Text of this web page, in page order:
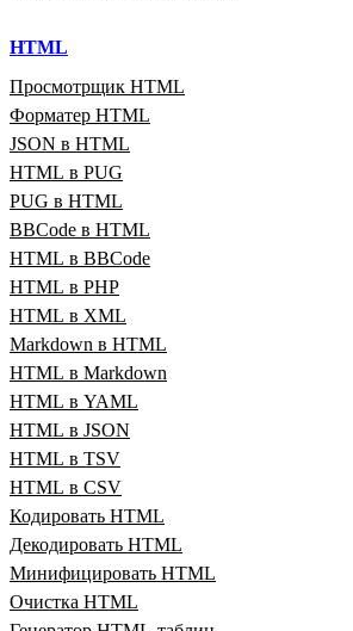
HTML
Просмотрщик HTML
Форматер HTML
JSON в HTML
HTML в PUG
PUG в HTML
BBCode в HTML
HTML в BBCode
HTML в PHP
HTML в XML
Markdown в HTML
HTML в Markdown
HTML в YAML
HTML в JSON
HTML в TSV
HTML в CSV
Кодировать HTML
Декодировать HTML
Минифицировать HTML
Очистка HTML